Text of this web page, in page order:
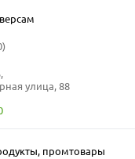
улица, 88
промтовары